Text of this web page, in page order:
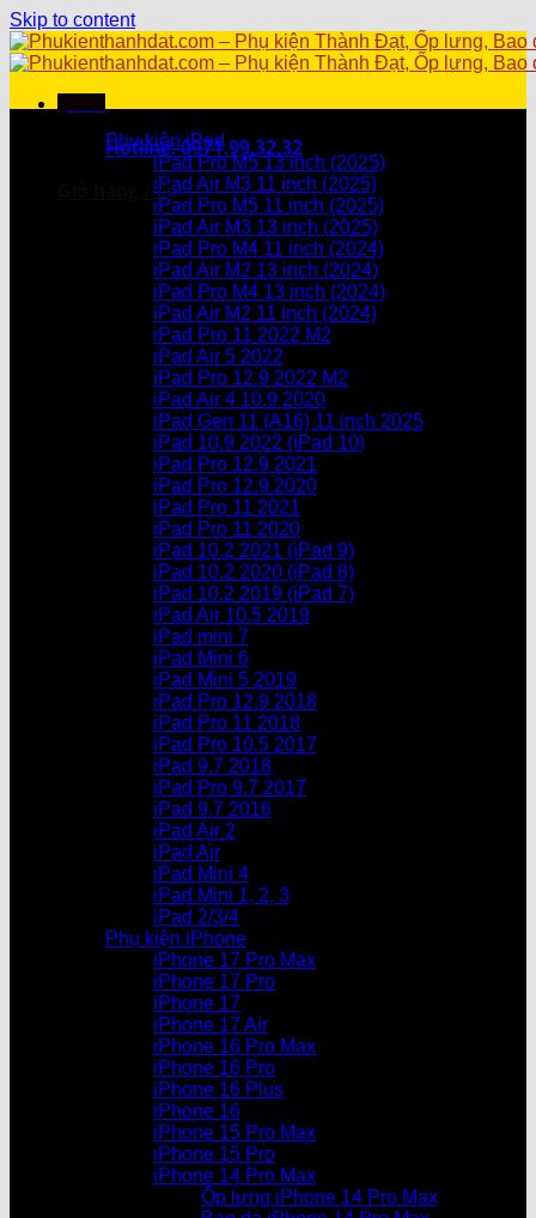
Skip to content
Hotline: 0971.99.32.32
Giỏ hàng /0₫
Chưa có sản phẩm trong giỏ hàng.
Chưa có sản phẩm trong giỏ hàng.
Danh mục sản phẩm
Phụ kiện iPad
iPad Pro M5 13 inch (2025)
iPad Air M3 11 inch (2025)
iPad Pro M5 11 inch (2025)
iPad Air M3 13 inch (2025)
iPad Pro M4 11 inch (2024)
iPad Air M2 13 inch (2024)
iPad Pro M4 13 inch (2024)
iPad Air M2 11 inch (2024)
iPad Pro 11 2022 M2
iPad Air 5 2022
iPad Pro 12.9 2022 M2
iPad Air 4 10.9 2020
iPad Gen 11 (A16) 11 inch 2025
iPad 10.9 2022 (iPad 10)
iPad Pro 12.9 2021
iPad Pro 12.9.2020
iPad Pro 11 2021
iPad Pro 11 2020
iPad 10.2 2021 (iPad 9)
iPad 10.2 2020 (iPad 8)
iPad 10.2 2019 (iPad 7)
iPad Air 10.5 2019
iPad mini 7
iPad Mini 6
iPad Mini 5 2019
iPad Pro 12.9 2018
iPad Pro 11 2018
iPad Pro 10.5 2017
iPad 9.7 2018
iPad Pro 9.7 2017
iPad 9.7 2016
iPad Air 2
iPad Air
iPad Mini 4
iPad Mini 1, 2, 3
iPad 2/3/4
Phụ kiện iPhone
iPhone 17 Pro Max
iPhone 17 Pro
iPhone 17
iPhone 17 Air
iPhone 16 Pro Max
iPhone 16 Pro
iPhone 16 Plus
iPhone 16
iPhone 15 Pro Max
iPhone 15 Pro
iPhone 14 Pro Max
Ốp lưng iPhone 14 Pro Max